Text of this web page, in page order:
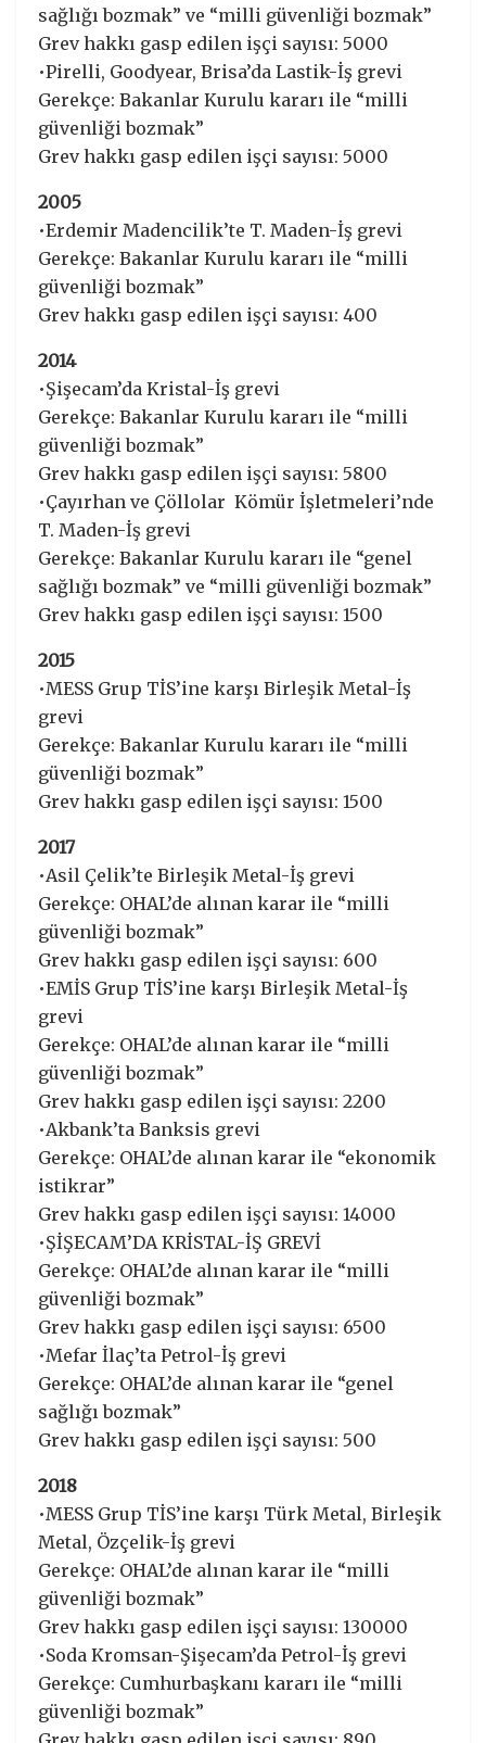
sağlığı bozmak” ve “milli güvenliği bozmak”
Grev hakkı gasp edilen işçi sayısı: 5000
•Pirelli, Goodyear, Brisa’da Lastik-İş grevi
Gerekçe: Bakanlar Kurulu kararı ile “milli
güvenliği bozmak”
Grev hakkı gasp edilen işçi sayısı: 5000
2005
•Erdemir Madencilik’te T. Maden-İş grevi
Gerekçe: Bakanlar Kurulu kararı ile “milli
güvenliği bozmak”
Grev hakkı gasp edilen işçi sayısı: 400
2014
•Şişecam’da Kristal-İş grevi
Gerekçe: Bakanlar Kurulu kararı ile “milli
güvenliği bozmak”
Grev hakkı gasp edilen işçi sayısı: 5800
•Çayırhan ve Çöllolar Kömür İşletmeleri’nde
T. Maden-İş grevi
Gerekçe: Bakanlar Kurulu kararı ile “genel
sağlığı bozmak” ve “milli güvenliği bozmak”
Grev hakkı gasp edilen işçi sayısı: 1500
2015
•MESS Grup TİS’ine karşı Birleşik Metal-İş
grevi
Gerekçe: Bakanlar Kurulu kararı ile “milli
güvenliği bozmak”
Grev hakkı gasp edilen işçi sayısı: 1500
2017
•Asil Çelik’te Birleşik Metal-İş grevi
Gerekçe: OHAL’de alınan karar ile “milli
güvenliği bozmak”
Grev hakkı gasp edilen işçi sayısı: 600
•EMİS Grup TİS’ine karşı Birleşik Metal-İş
grevi
Gerekçe: OHAL’de alınan karar ile “milli
güvenliği bozmak”
Grev hakkı gasp edilen işçi sayısı: 2200
•Akbank’ta Banksis grevi
Gerekçe: OHAL’de alınan karar ile “ekonomik
istikrar”
Grev hakkı gasp edilen işçi sayısı: 14000
•ŞİŞECAM’DA KRİSTAL-İŞ GREVİ
Gerekçe: OHAL’de alınan karar ile “milli
güvenliği bozmak”
Grev hakkı gasp edilen işçi sayısı: 6500
•Mefar İlaç’ta Petrol-İş grevi
Gerekçe: OHAL’de alınan karar ile “genel
sağlığı bozmak”
Grev hakkı gasp edilen işçi sayısı: 500
2018
•MESS Grup TİS’ine karşı Türk Metal, Birleşik
Metal, Özçelik-İş grevi
Gerekçe: OHAL’de alınan karar ile “milli
güvenliği bozmak”
Grev hakkı gasp edilen işçi sayısı: 130000
•Soda Kromsan-Şişecam’da Petrol-İş grevi
Gerekçe: Cumhurbaşkanı kararı ile “milli
güvenliği bozmak”